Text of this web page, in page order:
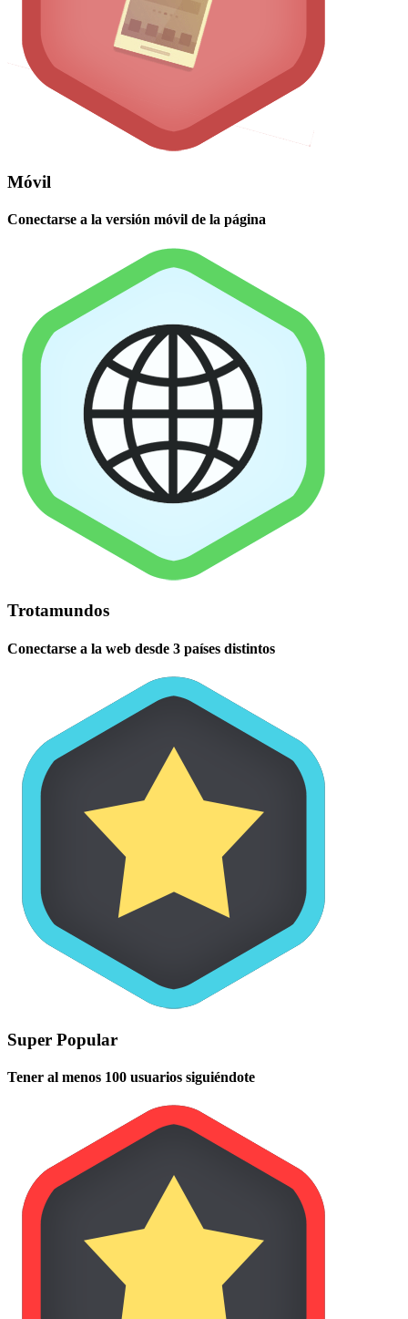
Móvil
Conectarse a la versión móvil de la página
Trotamundos
Conectarse a la web desde 3 países distintos
Super Popular
Tener al menos 100 usuarios siguiéndote